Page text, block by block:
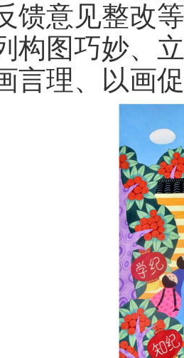
馈意见整改
构图巧妙、
言理、以画